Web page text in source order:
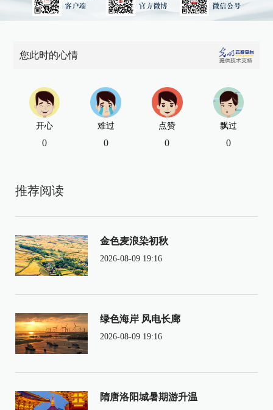
您此时的心情
开心
0
难过
0
点赞
0
飘过
0
推荐阅读
金色麦浪染初秋
2026-08-09 19:16
绿色海岸 风电长廊
2026-08-09 19:16
隋唐洛阳城暑期游升温